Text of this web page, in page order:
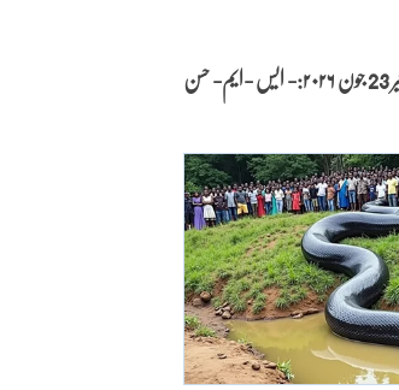
۲۰۲۶:- ایس -ایم- حسن